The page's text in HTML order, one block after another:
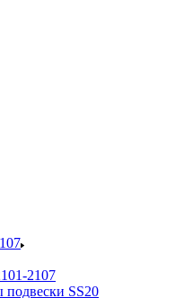
2107
SS20